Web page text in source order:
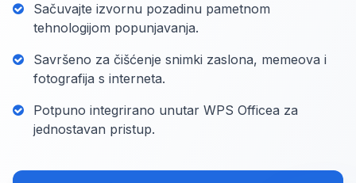
Sačuvajte izvornu pozadinu pametnom
tehnologijom popunjavanja.
Savršeno za čišćenje snimki zaslona, memeova i
fotografija s interneta.
Potpuno integrirano unutar WPS Officea za
jednostavan pristup.